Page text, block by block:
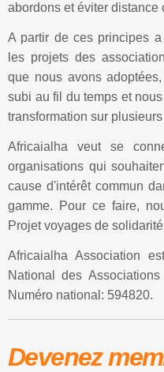
abordons et éviter
A partir de ces principes
les projets des
que nous avons
subi au fil du temps et
transformation sur
Africaialha veut se
organisations qui
cause d'intérêt commun
gamme. Pour ce faire,
Projet voyages de
Africaialha Association
National des
Numéro national: 594820.
Devenez